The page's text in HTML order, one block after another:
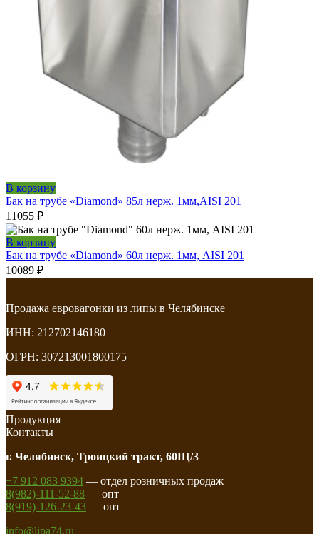
В корзину
Бак на трубе «Diamond» 85л нерж. 1мм,AISI 201
11055 ₽
В корзину
Бак на трубе «Diamond» 60л нерж. 1мм, AISI 201
10089 ₽
Продажа евровагонки из липы в Челябинске
ИНН: 212702146180
ОГРН: 307213001800175
Продукция
Контакты
г. Челябинск, Троицкий тракт, 60Щ/3
+7 912 083 9394 — отдел розничных продаж
8(982)-111-52-88 — опт
8(919)-126-23-43 — опт
info@lipa74.ru